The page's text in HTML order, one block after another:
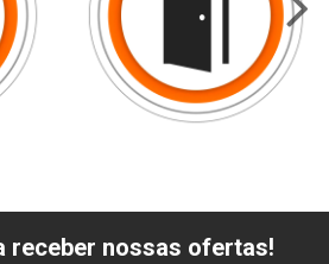
receber nossas ofertas!